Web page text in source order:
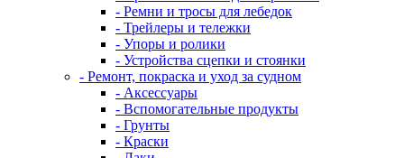
- Ремни и тросы для лебедок
- Трейлеры и тележки
- Упоры и ролики
- Устройства сцепки и стоянки
- Ремонт, покраска и уход за судном
- Аксессуары
- Вспомогательные продукты
- Грунты
- Краски